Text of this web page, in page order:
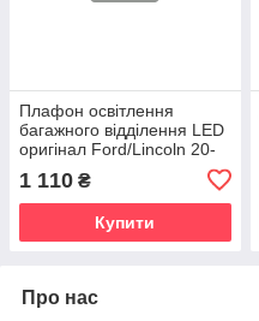
Плафон освітлення
багажного відділення LED
оригінал Ford/Lincoln 20-
1 110 ₴
Купити
Про нас